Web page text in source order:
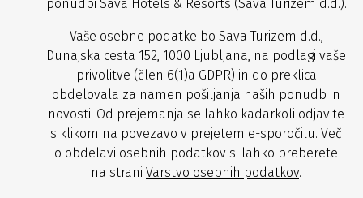
ponudbi Sava Hotels & Resorts (Sava Turizem d.d.).
Vaše osebne podatke bo Sava Turizem d.d.,
Dunajska cesta 152, 1000 Ljubljana, na podlagi vaše
privolitve (člen 6(1)a GDPR) in do preklica
obdelovala za namen pošiljanja naših ponudb in
novosti. Od prejemanja se lahko kadarkoli odjavite
s klikom na povezavo v prejetem e-sporočilu. Več
o obdelavi osebnih podatkov si lahko preberete
na strani Varstvo osebnih podatkov.